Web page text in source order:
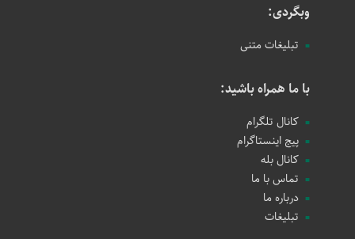
وبگردی:
تبلیغات متنی
با ما همراه باشید:
کانال تلگرام
پیج اینستاگرام
کانال بله
تماس با ما
درباره ما
تبلیغات